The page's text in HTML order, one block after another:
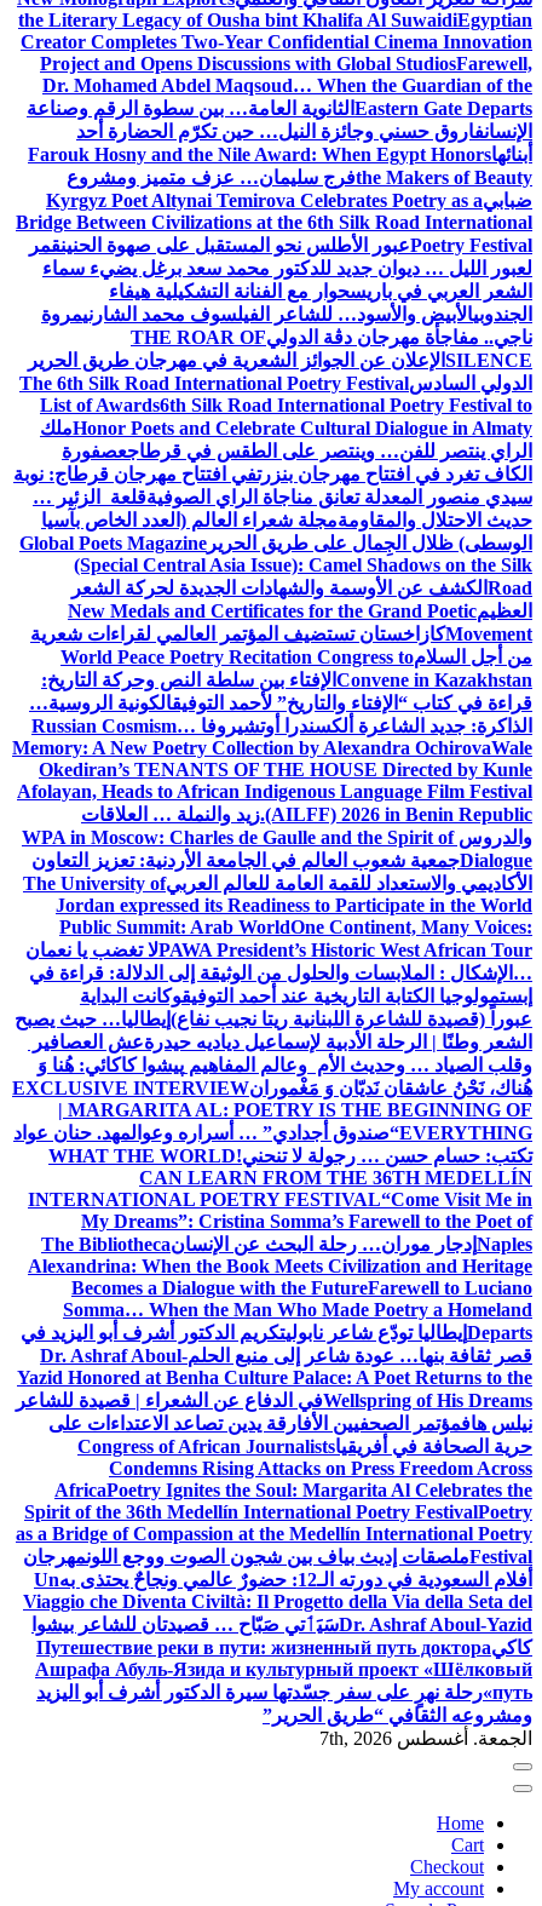
the Literary Legacy of Ousha bint Khalifa Al SuwaidiEgyptian
Creator Completes Two-Year Confidential Cinema Innovation
Project and Opens Discussions with Global StudiosFarewell,
Dr. Mohamed Abdel Maqsoud… When the Guardian of the
Eastern Gate Departs الثانوية العامة… بين سطوة الرقم وصناعة
الإنسانفاروق حسني وجائزة النيل… حين تكرّم الحضارة أحد
أبنائهاFarouk Hosny and the Nile Award: When Egypt Honors
the Makers of Beautyفرج سليمان… عزف متميز ومشروع
ضبابيKyrgyz Poet Altynai Temirova Celebrates Poetry as a
Bridge Between Civilizations at the 6th Silk Road International
Poetry Festivalعبور الأطلس نحو المستقبل على صهوة الحنينقمر
لعبور الليل … ديوان جديد للدكتور محمد سعد برغل يضيء سماء
الشعر العربي في باريسحوار مع الفنانة التشكيلية هيفاء
الجندوبيالأبيض والأسود… للشاعر الفيلسوف محمد الشارنيمروة
ناجي.. مفاجأة مهرجان دڨة الدوليTHE ROAR OF
SILENCE الإعلان عن الجوائز الشعرية في مهرجان طريق الحرير
الدولي السادسThe 6th Silk Road International Poetry Festival
List of Awards6th Silk Road International Poetry Festival to
Honor Poets and Celebrate Cultural Dialogue in Almatyملك
الراي ينتصر للفن… وينتصر على الطقس في قرطاجعصفورة
الكاف تغرد في افتتاح مهرجان بنزرتفي افتتاح مهرجان قرطاج: نوبة
سيدي منصور المعدلة تعانق مناجاة الراي الصوفيةقلعة الزئير …
حديث الاحتلال والمقاومةمجلة شعراء العالم (العدد الخاص بآسيا
الوسطى) ظلال الجِمال على طريق الحرير Global Poets Magazine
(Special Central Asia Issue): Camel Shadows on the Silk
Road الكشف عن الأوسمة والشهادات الجديدة لحركة الشعر
العظيمNew Medals and Certificates for the Grand Poetic
Movementكازاخستان تستضيف المؤتمر العالمي لقراءات شعرية
من أجل السلامWorld Peace Poetry Recitation Congress to
Convene in Kazakhstan الإفتاء بين سلطة النص وحركة التاريخ:
قراءة في كتاب “الإفتاء والتاريخ” لأحمد التوفيقالكونية الروسية…
الذاكرة: جديد الشاعرة ألكسندرا أوتشيروفا Russian Cosmism…
Memory: A New Poetry Collection by Alexandra OchirovaWale
Okediran’s TENANTS OF THE HOUSE Directed by Kunle
Afolayan, Heads to African Indigenous Language Film Festival
(AILFF) 2026 in Benin Republic. زيد والنملة … العلاقات
والدروسWPA in Moscow: Charles de Gaulle and the Spirit of
Dialogueجمعية شعوب العالم في الجامعة الأردنية: تعزيز التعاون
الأكاديمي والاستعداد للقمة العامة للعالم العربيThe University of
Jordan expressed its Readiness to Participate in the World
Public Summit: Arab WorldOne Continent, Many Voices:
PAWA President’s Historic West African Tourلا تغضب يا نعمان
…الإشكال : الملابسات والحلول من الوثيقة إلى الدلالة: قراءة في
إبستمولوجيا الكتابة التاريخية عند أحمد التوفيقوكانت البداية
عبوراً (قصيدة للشاعرة اللبنانية ريتا نجيب نفاع) إيطاليا… حيث يصبح
الشعر وطنًا | الرحلة الأدبية لإسماعيل دياديه حيدرةعش العصافير
وقلب الصياد … وحديث الأم وعالم المفاهيم پیشوا کاکائي: هُنا وَ
هُناك، نَحْنُ عاشقان نَديّان وَ مَغْمورانEXCLUSIVE INTERVIEW
| MARGARITA AL: POETRY IS THE BEGINNING OF
EVERYTHING“صندوق أجدادي” … أسراره وعوالمهد. حنان عواد
تكتب: حسام حسن … رجولة لا تنحني!WHAT THE WORLD
CAN LEARN FROM THE 36TH MEDELLÍN
INTERNATIONAL POETRY FESTIVAL“Come Visit Me in
My Dreams”: Cristina Somma’s Farewell to the Poet of
Naples إدجار موران… رحلة البحث عن الإنسانThe Bibliotheca
Alexandrina: When the Book Meets Civilization and Heritage
Becomes a Dialogue with the FutureFarewell to Luciano
Somma… When the Man Who Made Poetry a Homeland
Departs إيطاليا تودّع شاعر نابوليتكريم الدكتور أشرف أبو اليزيد في
قصر ثقافة بنها… عودة شاعر إلى منبع الحلمDr. Ashraf Aboul-
Yazid Honored at Benha Culture Palace: A Poet Returns to the
Wellspring of His Dreamsفي الدفاع عن الشعراء | قصيدة للشاعر
نيلس هافمؤتمر الصحفيين الأفارقة يدين تصاعد الاعتداءات على
حرية الصحافة في أفريقياCongress of African Journalists
Condemns Rising Attacks on Press Freedom Across
AfricaPoetry Ignites the Soul: Margarita Al Celebrates the
Spirit of the 36th Medellín International Poetry FestivalPoetry
as a Bridge of Compassion at the Medellín International Poetry
Festivalملصقات إديث بياف بين شجون الصوت ووجع اللونمهرجان
أفلام السعودية في دورته الـ12: حضورٌ عالمي ونجاحٌ يحتذى به
Un
Viaggio che Diventa Civiltà: Il Progetto della Via della Seta del
Dr. Ashraf Aboul-Yazidسَيَٲتي صَبّاح … قصيدتان للشاعر بيشوا
كاكيПутешествие реки в пути: жизненный путь доктора
Ашрафа Абуль-Язида и культурный проект «Шёлковый
путь» رحلة نهرٍ على سفر جسّدتها سيرة الدكتور أشرف أبو اليزيد
ومشروعه الثقافي “طريق الحرير”
الجمعة. أغسطس 7th, 2026
Home
Cart
Checkout
My account